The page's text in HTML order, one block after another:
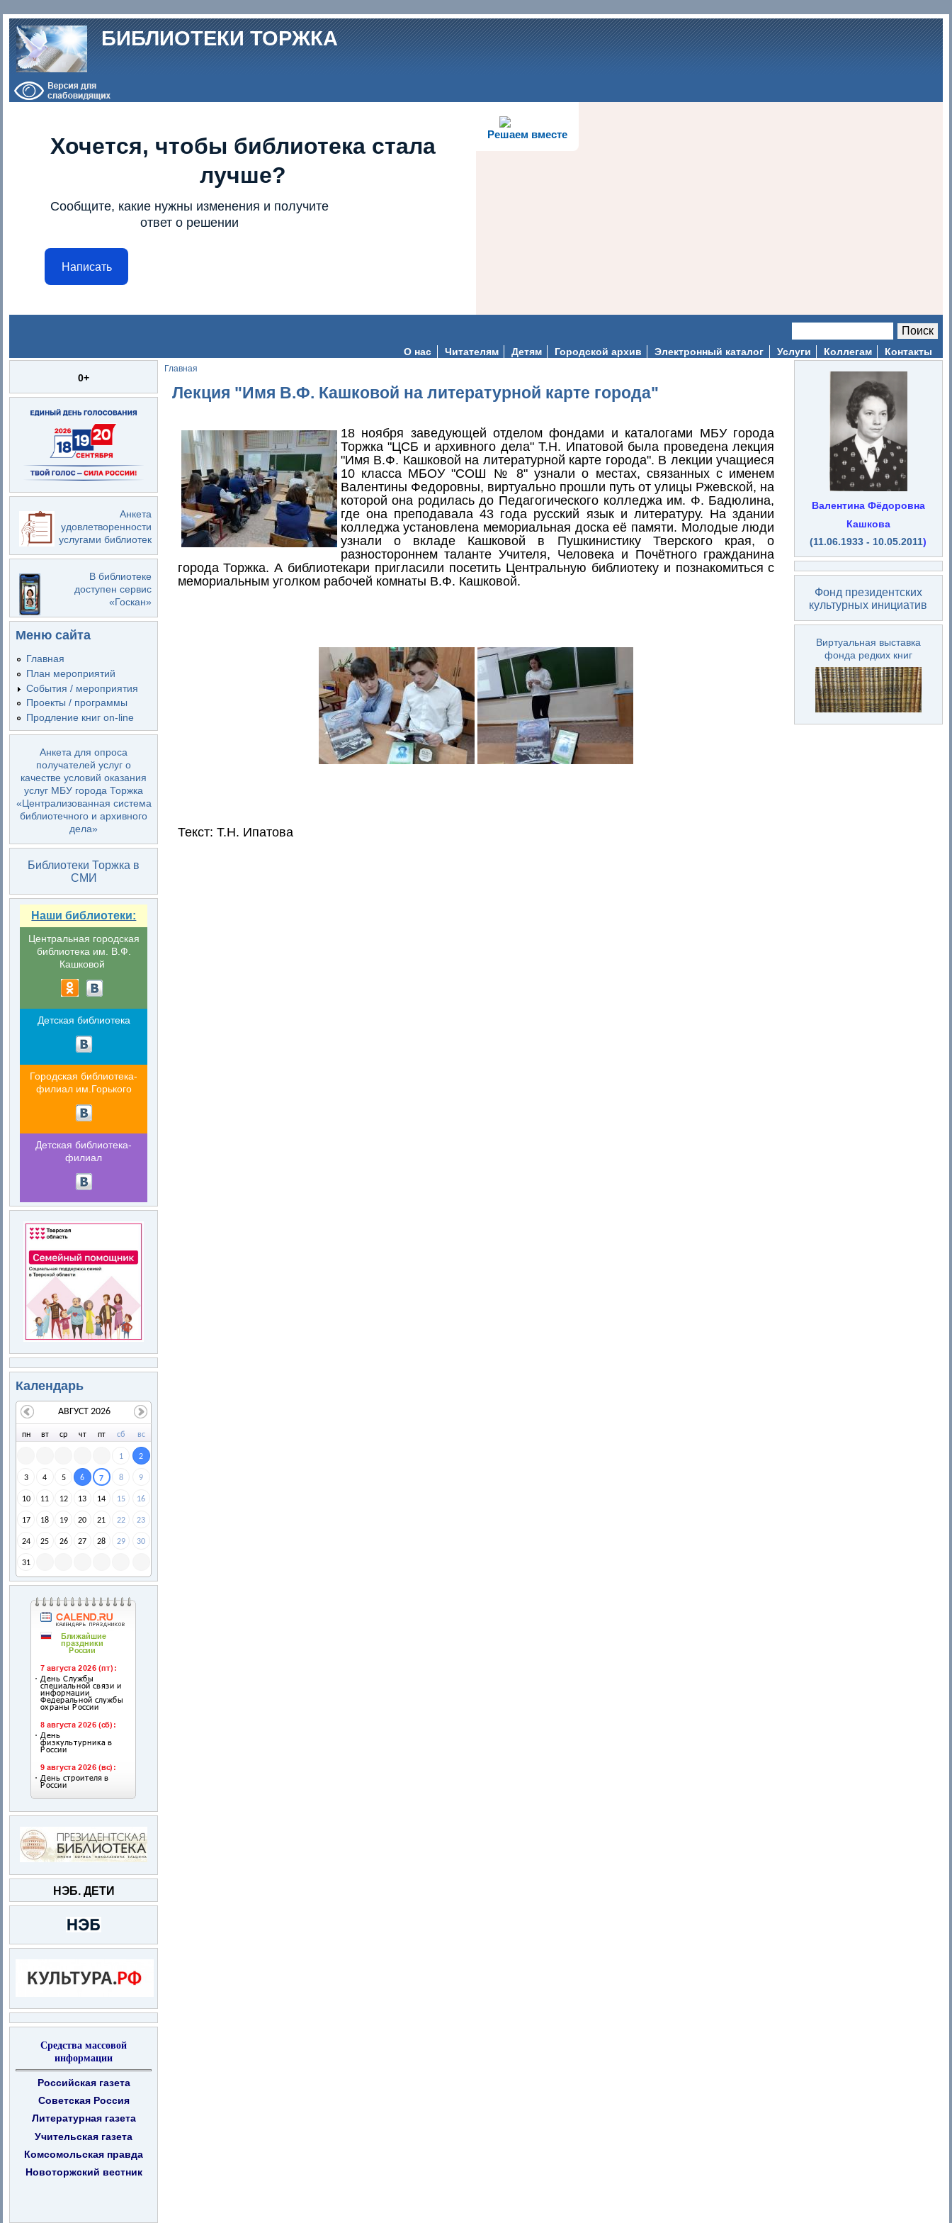
Перейти к основному содержанию
БИБЛИОТЕКИ ТОРЖКА
Решаем вместе
Хочется, чтобы библиотека стала
лучше?
Сообщите, какие нужны изменения и получите
ответ о решении
Написать
Форма поиска
О нас Читателям Детям Городской архив Электронный каталог Услуги Коллегам Контакты
0+
Анкета
удовлетворенности
услугами библиотек
В библиотеке
доступен сервис
«Госкан»
Меню сайта
Главная
План мероприятий
События / мероприятия
Проекты / программы
Продление книг on-line
Анкета для опроса
получателей услуг о
качестве условий оказания
услуг МБУ города Торжка
«Централизованная система
библиотечного и архивного
дела»
Библиотеки Торжка в
СМИ
Наши библиотеки:
Центральная городская
библиотека им. В.Ф.
Кашковой
Детская библиотека
Городская библиотека-
филиал им.Горького
Детская библиотека-
филиал
Календарь
пн вт ср чт пт сб вс
1 2
3 4 5 6 7 8 9
10 11 12 13 14 15 16
17 18 19 20 21 22 23
24 25 26 27 28 29 30
31
АВГУСТ 2026
НЭБ. ДЕТИ
Средства массовой
информации
Российская газета
Советская Россия
Литературная газета
Учительская газета
Комсомольская правда
Новоторжский вестник
Главная
Лекция "Имя В.Ф. Кашковой на литературной карте города"
18 ноября заведующей отделом фондами и каталогами МБУ города
Торжка "ЦСБ и архивного дела" Т.Н. Ипатовой была проведена лекция
"Имя В.Ф. Кашковой на литературной карте города". В лекции учащиеся
10 класса МБОУ "СОШ № 8" узнали о местах, связанных с именем
Валентины Федоровны, виртуально прошли путь от улицы Ржевской, на
которой она родилась до Педагогического колледжа им. Ф. Бадюлина,
где она преподавала 43 года русский язык и литературу. На здании
колледжа установлена мемориальная доска её памяти. Молодые люди
узнали о вкладе Кашковой в Пушкинистику Тверского края, о
разностороннем таланте Учителя, Человека и Почётного гражданина
города Торжка. А библиотекари пригласили посетить Центральную библиотеку и познакомиться с
мемориальным уголком рабочей комнаты В.Ф. Кашковой.
Текст: Т.Н. Ипатова
Валентина Фёдоровна
Кашкова
(11.06.1933 - 10.05.2011)
Фонд президентских
культурных инициатив
Виртуальная выставка
фонда редких книг